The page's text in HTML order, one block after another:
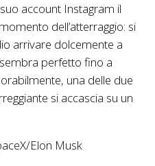
account Instagram il
dell’atterraggio: si
arrivare dolcemente a
perfetto fino a
una delle due
si accascia su un
Elon Musk